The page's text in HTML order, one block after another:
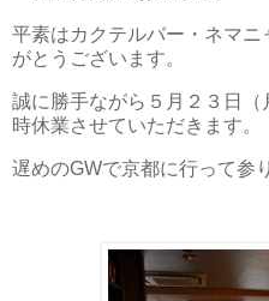
平素はカクテルバー・ネマニ
がとうございます。
誠に勝手ながら５月２３日
時休業させていただきます。
遅めのGWで京都に行って参